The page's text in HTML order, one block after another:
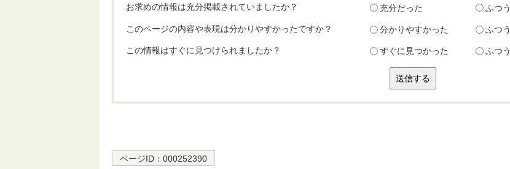
お求めの情報は充分掲載されていましたか？ 充分だった ふつう
このページの内容や表現は分かりやすかったですか？ 分かりやすかった ふつう
この情報はすぐに見つけられましたか？ すぐに見つかった ふつう
ページID： 000252390